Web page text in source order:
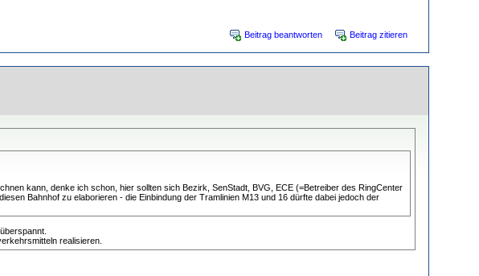
Beitrag beantworten Beitrag zitieren
kann, denke ich schon, hier sollten sich Bezirk, SenStadt, BVG, ECE (=Betreiber des RingCenter
Bahnhof zu elaborieren - die Einbindung der Tramlinien M13 und 16 dürfte dabei jedoch der
realisieren.